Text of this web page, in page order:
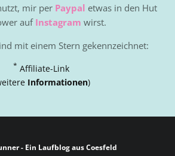
mir per Paypal etwas in den Hut
aufInstagram wirst.
mit einem Stern gekennzeichnet:
* Affiliate-Link
Informationen)